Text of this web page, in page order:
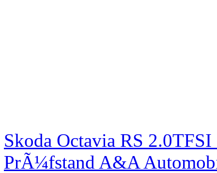
Skoda Octavia RS
PrÃ¼fstand A&A